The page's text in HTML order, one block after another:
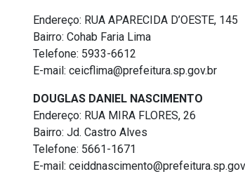
Endereço: RUA APARECIDA D’OESTE, 145
Bairro: Cohab Faria Lima
Telefone: 5933-6612
E-mail: ceicflima@prefeitura.sp.gov.br
DOUGLAS DANIEL NASCIMENTO
Endereço: RUA MIRA FLORES, 26
Bairro: Jd. Castro Alves
Telefone: 5661-1671
E-mail: